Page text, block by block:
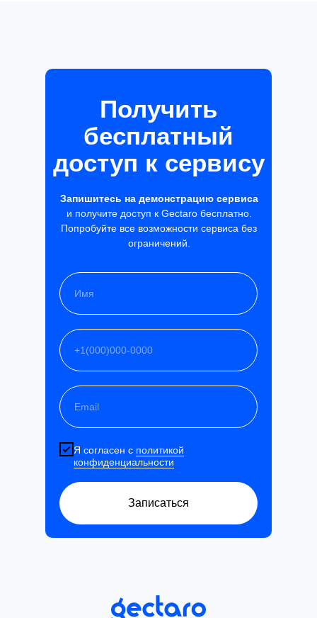
Получить
бесплатный
доступ к сервису
Запишитесь на демонстрацию сервиса
и получите доступ к Gectaro бесплатно.
Попробуйте все возможности сервиса без
ограничений.
Я согласен с политикой
конфиденциальности
Записаться